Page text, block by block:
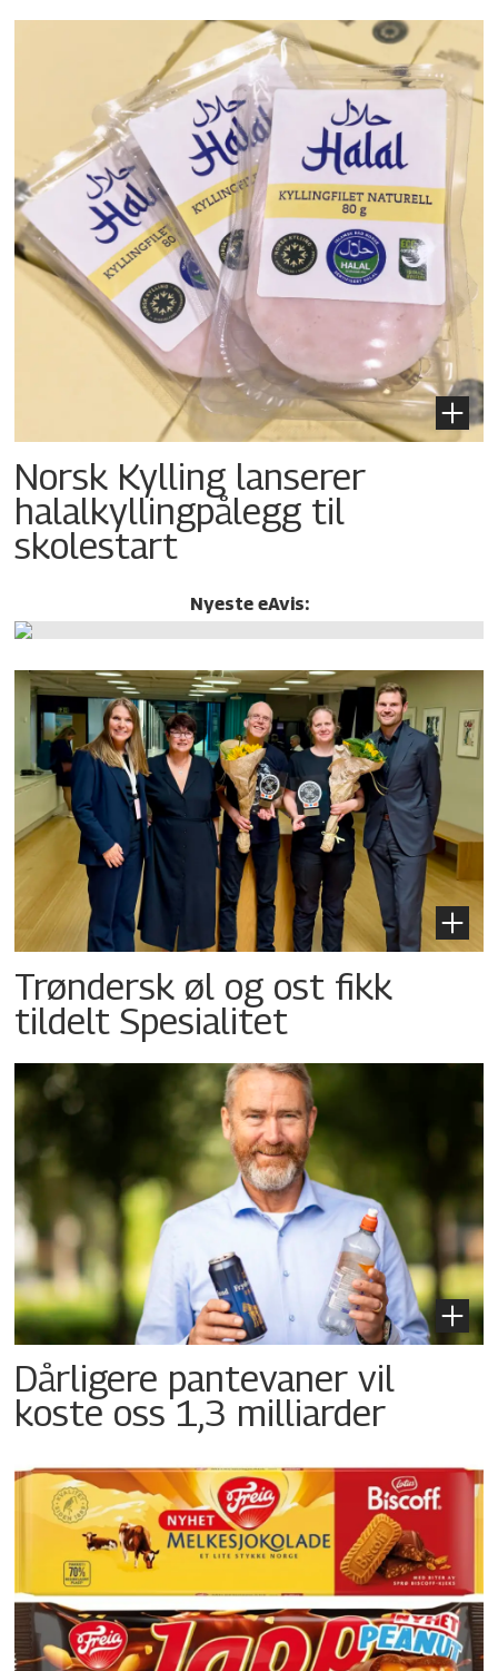
Norsk Kylling lanserer
halalkylling­pålegg til
skolestart
Nyeste eAvis:
Trøndersk øl og ost fikk
tildelt Spesialitet
Dårligere pantevaner vil
koste oss 1,3 milliarder